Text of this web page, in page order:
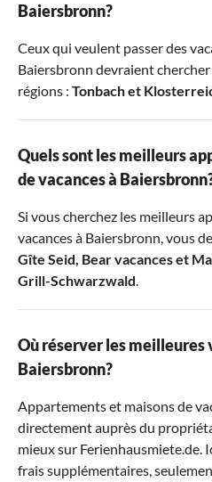
Baiersbronn?
Ceux qui veulent passer des
Baiersbronn devraient
régions : Tonbachet
Quels sont les meilleurs
de vacances à
Si vous cherchez les meilleurs
vacances à Baiersbronn, vous
Gîte Seid, Bear vacanceset
Grill-Schwarzwald.
Où réserver les meilleures
Baiersbronn?
Appartements et maisons de
directement auprès du
mieux sur Ferienhausmiete.de.
frais supplémentaires,